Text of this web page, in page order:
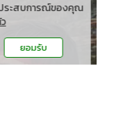
ประสบการณ์ของคุณ
ยอมรับ